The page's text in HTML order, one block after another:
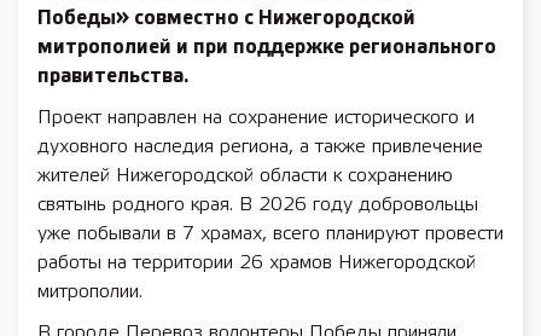
Победы» совместно с Нижегородской
митрополией и при поддержке регионального
правительства.
Проект направлен на сохранение исторического и
духовного наследия региона, а также привлечение
жителей Нижегородской области к сохранению
святынь родного края. В 2026 году добровольцы
уже побывали в 7 храмах, всего планируют провести
работы на территории 26 храмов Нижегородской
митрополии.